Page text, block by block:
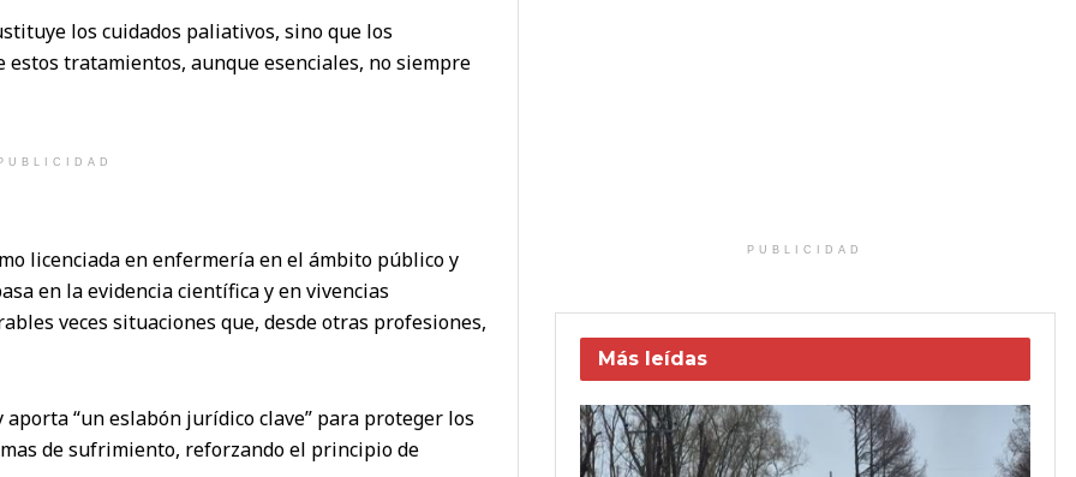
los cuidados paliativos, sino que los
estos tratamientos, aunque esenciales, no siempre
licenciada en enfermería en el ámbito público y
en la evidencia científica y en vivencias
veces situaciones que, desde otras profesiones,
“un eslabón jurídico clave” para proteger los
de sufrimiento, reforzando el principio de
PUBLICIDAD
Más leídas